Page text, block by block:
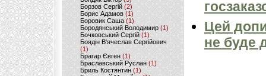
Борзов Сергiй (2)
Борис Адамов(1)
Боровик Саша (1)
Бородянський Володимир (1)
Бочковський Сергій (1)
Боядін В'ячеслав Сергійович
(1)
Брагар Євген (1)
Браславський Руслан (1)
Бриль Костянтин (1)
Цей
не буде